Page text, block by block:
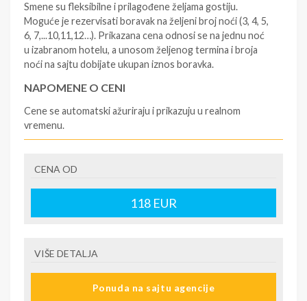
Smene su fleksibilne i prilagođene željama gostiju.
Moguće je rezervisati boravak na željeni broj noći (3, 4, 5,
6, 7,...10,11,12…). Prikazana cena odnosi se na jednu noć
u izabranom hotelu, a unosom željenog termina i broja
noći na sajtu dobijate ukupan iznos boravka.
NAPOMENE O CENI
Cene se automatski ažuriraju i prikazuju u realnom
vremenu.
- rezervisane i potvrđene usluge u izabranoj smeštajnoj
jedinici prema opisu - korišćenje hotelskih sadržaja
prema opisu - uslugu rezervacije - organizaciju
putovanja
krizu) na destinaciji, plaćaju se na recepciji
hotela/apartmana za hotele sa 1* i 2* i nekategorisane
CENA OD
118 EUR
VIŠE DETALJA
Ponuda na sajtu agencije